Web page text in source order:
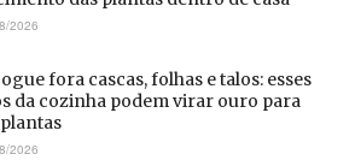
2026
fora cascas, folhas e talos: esses
da cozinha podem virar ouro para
2026